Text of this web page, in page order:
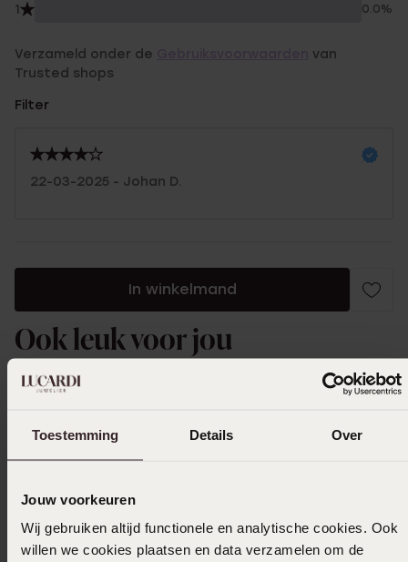
Toestemming Details Over
Jouw voorkeuren
Wij gebruiken altijd functionele en analytische cookies. Ook
willen we cookies plaatsen en data verzamelen om de
1 0.0%
Verzameld onder de
van
Trusted shops
Filter
22-03-2025 - Johan D.
In winkelmand
Ook leuk voor jou